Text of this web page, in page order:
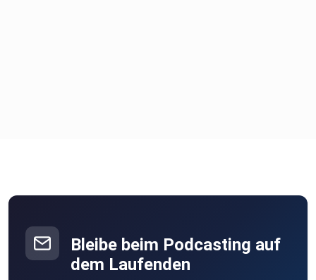
Bleibe beim Podcasting auf
dem Laufenden